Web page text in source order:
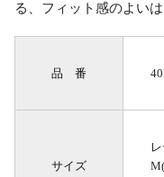
る、フィット感のよいは
品 番
サイズ